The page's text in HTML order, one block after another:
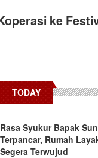
ke
TODAY
Rasa Syukur Bapak
Terpancar, Rumah
Segera Terwujud